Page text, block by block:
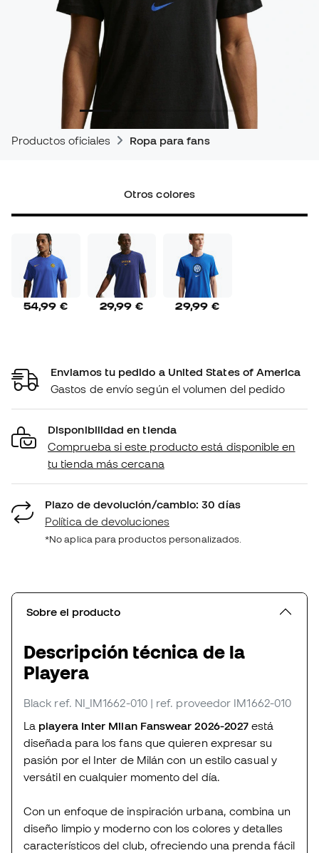
Productos oficiales Ropa para fans
Otros colores
54,99 € 29,99 € 29,99 €
Enviamos tu pedido a United States of America
Gastos de envío según el volumen del pedido
Disponibilidad en tienda
Comprueba si este producto está disponible en
tu tienda más cercana
Plazo de devolución/cambio: 30 días
Política de devoluciones
*No aplica para productos personalizados.
Sobre el producto
Descripción técnica de la
Playera
Black ref. NI_IM1662-010 | ref. proveedor IM1662-010
La playera Inter Milan Fanswear 2026-2027 está
diseñada para los fans que quieren expresar su
pasión por el Inter de Milán con un estilo casual y
versátil en cualquier momento del día.
Con un enfoque de inspiración urbana, combina un
diseño limpio y moderno con los colores y detalles
característicos del club, ofreciendo una prenda fácil